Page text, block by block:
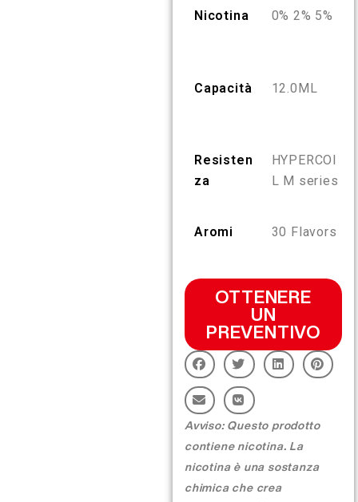
Nicotina 0% 2% 5%
Capacità 12.0ML
Resisten
za
HYPERCOI
L M series
Aromi 30 Flavors
OTTENERE
UN
PREVENTIVO
Avviso: Questo prodotto
contiene nicotina. La
nicotina è una sostanza
chimica che crea